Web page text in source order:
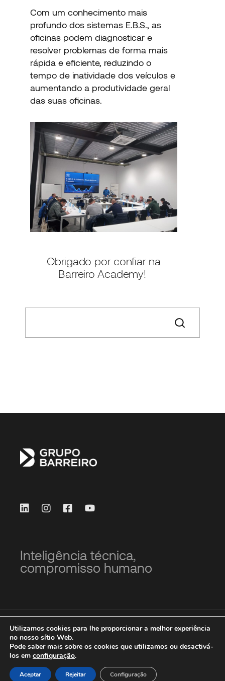
Com um conhecimento mais
profundo dos sistemas E.B.S., as
oficinas podem diagnosticar e
resolver problemas de forma mais
rápida e eficiente, reduzindo o
tempo de inatividade dos veículos e
aumentando a produtividade geral
das suas oficinas.
Obrigado por confiar na
Barreiro Academy!
Inteligência técnica,
compromisso humano
Emprego Localização e contato
Proteção de
dados
Política de cookies
Condições gerais de venda PT
Utilizamos cookies para lhe proporcionar a melhor experiência
no nosso sítio Web.
Pode saber mais sobre os cookies que utilizamos ou desactivá-
los em configuração.
Aceptar Rejeitar Configuração